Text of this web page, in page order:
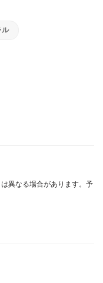
ル
異なる場合があります。予